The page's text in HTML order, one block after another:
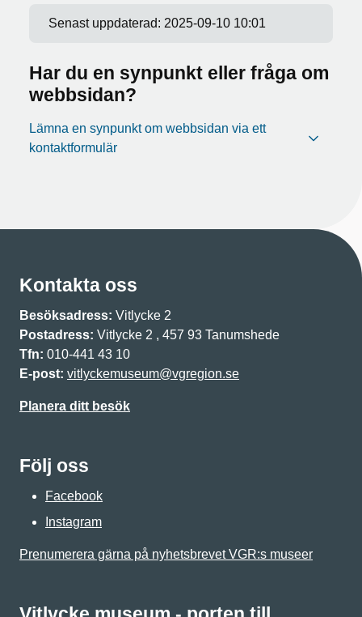
Senast uppdaterad: 2025-09-10 10:01
Har du en synpunkt eller fråga om
webbsidan?
Lämna en synpunkt om webbsidan via ett
kontaktformulär
Kontakta oss
Besöksadress: Vitlycke 2
Postadress: Vitlycke 2 , 457 93 Tanumshede
Tfn: 010-441 43 10
E-post: vitlyckemuseum@vgregion.se
Planera ditt besök
Följ oss
Facebook
Instagram
Prenumerera gärna på nyhetsbrevet VGR:s museer